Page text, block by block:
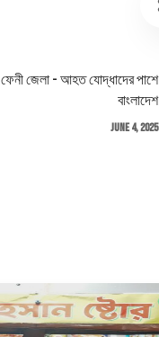
ফেনী জেলা - আহত যোদ্ধাদের পাশে
বাংলাদেশ
June 4, 2025